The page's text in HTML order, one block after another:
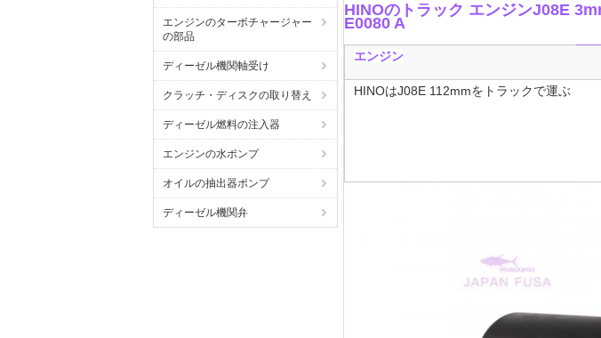
エンジンのターボチャージャー
の部品
ディーゼル機関軸受け
クラッチ・ディスクの取り替え
ディーゼル燃料の注入器
エンジンの水ポンプ
オイルの抽出器ポンプ
ディーゼル機関弁
HINOのトラック エンジンJ08E
E0080 A
エンジン
HINOはJ08E 112mmをトラックで運ぶ